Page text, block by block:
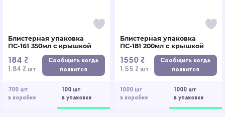
700 шт
в коробке
100 шт
в упаковке
Блистерная упаковка
ПС-161 350мл с крышкой
184 ₴
1.84 ₴ шт
Сообщить когда
появится
1000 шт
в коробке
1000 шт
в упаковке
Блистерная упаковка
ПС-181 200мл с крышкой
1550 ₴
1.55 ₴ шт
Сообщить когда
появится